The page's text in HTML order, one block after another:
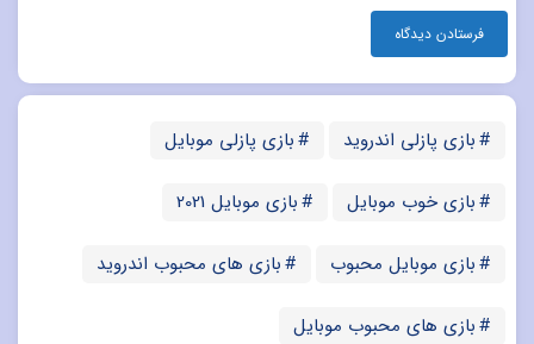
بازی پازلی اندروید بازی پازلی موبایل
بازی خوب موبایل بازی موبایل 2021
بازی موبایل محبوب بازی های محبوب اندروید
بازی های محبوب موبایل